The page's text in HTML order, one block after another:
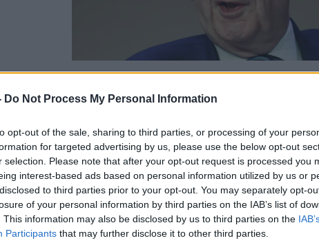
Do Not Process My Personal Information
opt-out of the sale, sharing to third parties, or processing of your
for targeted advertising by us, please use the below opt-out
selection. Please note that after your opt-out request is processed you
interest-based ads based on personal information utilized by us or
to third parties prior to your opt-out. You may separately opt-
of your personal information by third parties on the IAB’s list of
This information may also be disclosed by us to third parties on the
Participants that may further disclose it to other third parties.
και
ΕΚΤ